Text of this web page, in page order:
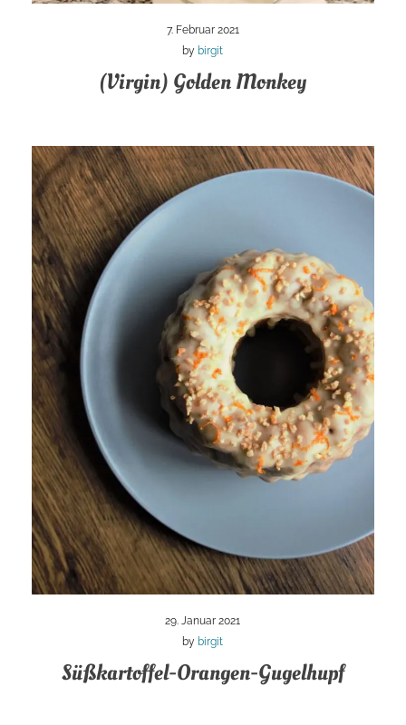
7. Februar 2021
by birgit
(Virgin) Golden Monkey
29. Januar 2021
by birgit
Süßkartoffel-Orangen-Gugelhupf